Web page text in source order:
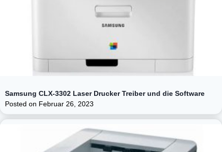
Samsung CLX-3302 Laser Drucker Treiber und die Software
Posted on Februar 26, 2023